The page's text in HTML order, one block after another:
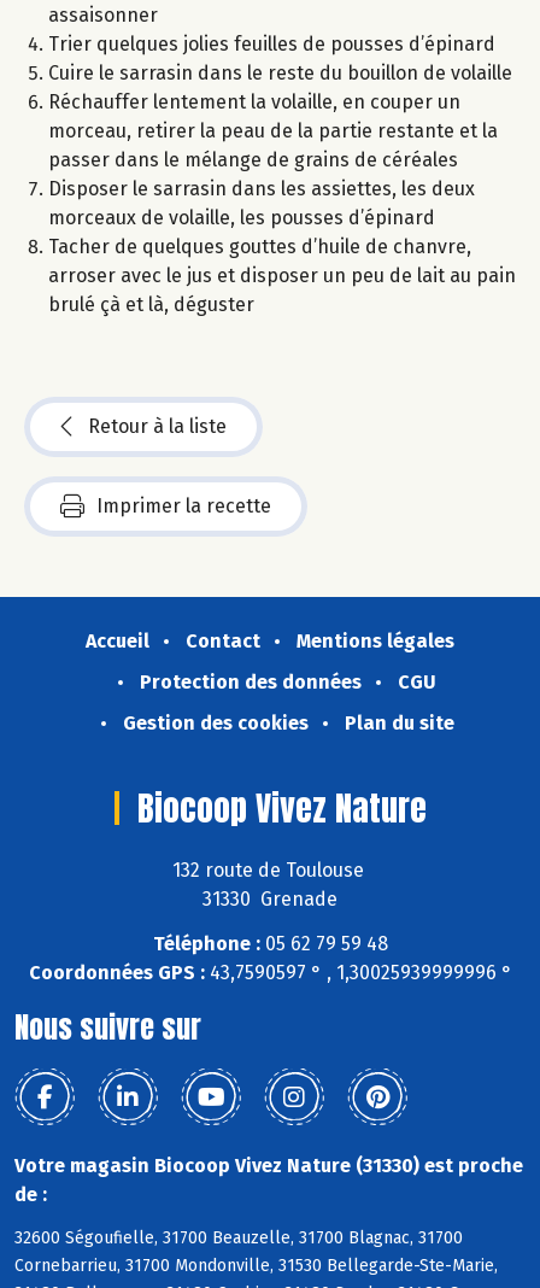
assaisonner
Trier quelques jolies feuilles de pousses d’épinard
Cuire le sarrasin dans le reste du bouillon de volaille
Réchauffer lentement la volaille, en couper un
morceau, retirer la peau de la partie restante et la
passer dans le mélange de grains de céréales
Disposer le sarrasin dans les assiettes, les deux
morceaux de volaille, les pousses d’épinard
Tacher de quelques gouttes d’huile de chanvre,
arroser avec le jus et disposer un peu de lait au pain
brulé çà et là, déguster
Retour à la liste
Imprimer la recette
Accueil Contact
Mentions légales
Protection des données
CGU
Gestion des cookies
Plan du site
Biocoop Vivez Nature
132 route de Toulouse
31330 Grenade
Téléphone :05 62 79 59 48
Coordonnées GPS :43,7590597 ° , 1,30025939999996 °
Nous suivre sur
Votre magasin Biocoop Vivez Nature (31330) est proche
de :
32600 Ségoufielle, 31700 Beauzelle, 31700 Blagnac, 31700
Cornebarrieu, 31700 Mondonville, 31530 Bellegarde-Ste-Marie,